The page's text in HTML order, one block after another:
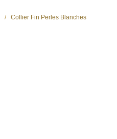
/
Collier Fin Perles Blanches